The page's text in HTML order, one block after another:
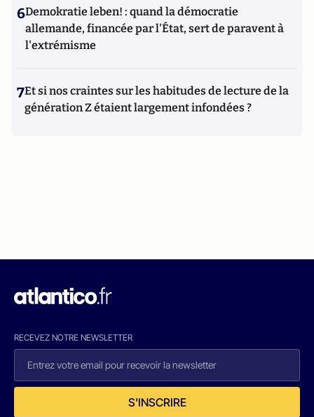
6Demokratie leben! : quand la démocratie
allemande, financée par l'État, sert de paravent à
l'extrémisme
7Et si nos craintes sur les habitudes de lecture de la
génération Z étaient largement infondées ?
RECEVEZ NOTRE NEWSLETTER
S'INSCRIRE